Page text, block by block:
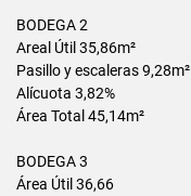
BODEGA 2
Areal Útil 35,86m²
Pasillo y escaleras 9,28m²
Alícuota 3,82%
Área Total 45,14m²
BODEGA 3
Área Útil 36,66